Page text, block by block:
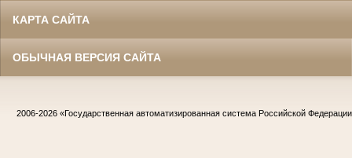
КАРТА САЙТА
ОБЫЧНАЯ ВЕРСИЯ САЙТА
2006-2026 «Государственная автоматизированная система Российской